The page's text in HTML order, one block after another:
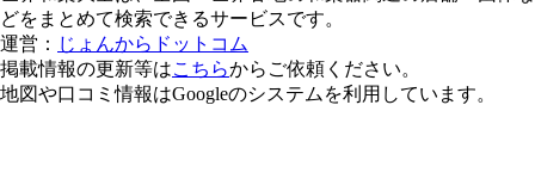
どをまとめて検索できるサービスです。
運営： じょんからドットコム
掲載情報の更新等はこちらからご依頼ください。
地図や口コミ情報はGoogleのシステムを利用しています。